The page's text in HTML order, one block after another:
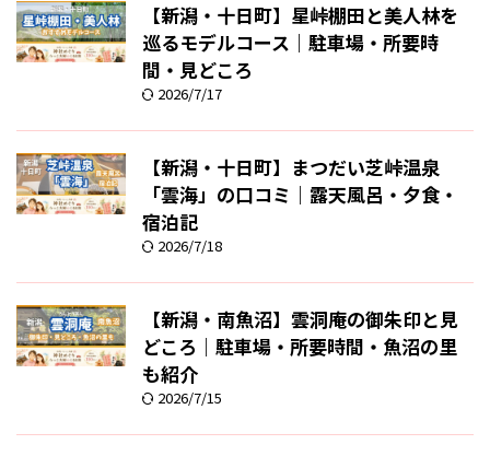
【新潟・十日町】星峠棚田と美人林を
巡るモデルコース｜駐車場・所要時
間・見どころ
2026/7/17
【新潟・十日町】まつだい芝峠温泉
「雲海」の口コミ｜露天風呂・夕食・
宿泊記
2026/7/18
【新潟・南魚沼】雲洞庵の御朱印と見
どころ｜駐車場・所要時間・魚沼の里
も紹介
2026/7/15